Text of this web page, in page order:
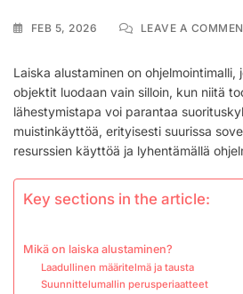
FEB 5, 2026 LEAVE A
Laiska alustaminen on ohjelmointimalli,
objektit luodaan vain silloin, kun niitä
lähestymistapa voi parantaa
muistinkäyttöä, erityisesti suurissa
resurssien käyttöä ja lyhentämällä
Key sections in the article:
Mikä on laiska alustaminen?
Laadullinen määritelmä ja tausta
Suunnittelumallin perusperiaatteet